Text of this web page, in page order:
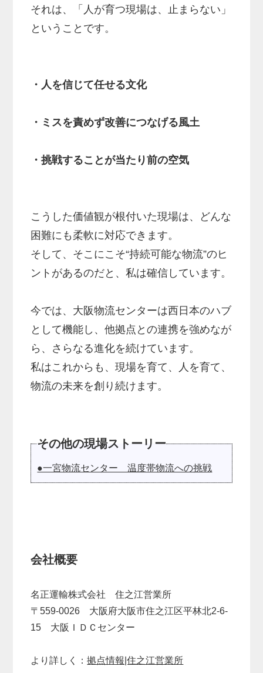
それは、「人が育つ現場は、止まらない」
ということです。
・人を信じて任せる文化
・ミスを責めず改善につなげる風土
・挑戦することが当たり前の空気
こうした価値観が根付いた現場は、どんな
困難にも柔軟に対応できます。
そして、そこにこそ“持続可能な物流”のヒ
ントがあるのだと、私は確信しています。
今では、大阪物流センターは西日本のハブ
として機能し、他拠点との連携を強めなが
ら、さらなる進化を続けています。
私はこれからも、現場を育て、人を育て、
物流の未来を創り続けます。
その他の現場ストーリー
●一宮物流センター 温度帯物流への挑戦
会社概要
名正運輸株式会社 住之江営業所
〒559-0026 大阪府大阪市住之江区平林北2-6-
15 大阪ＩＤＣセンター
より詳しく：拠点情報|住之江営業所